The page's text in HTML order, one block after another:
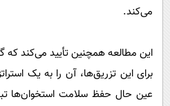
می‌کند.
این مطالعه همچنین تأیید می‌کند که
برای این تزریق‌ها، آن را به یک
عین حال حفظ سلامت استخوان‌ها